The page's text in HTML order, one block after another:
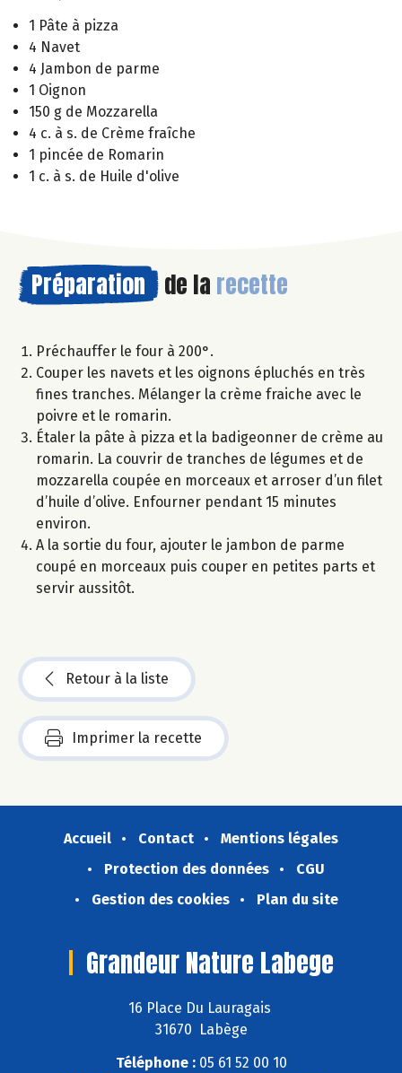
1 Pâte à pizza
4 Navet
4 Jambon de parme
1 Oignon
150 g de Mozzarella
4 c. à s. de Crème fraîche
1 pincée de Romarin
1 c. à s. de Huile d'olive
Préparation de la recette
Préchauffer le four à 200°.
Couper les navets et les oignons épluchés en très
fines tranches. Mélanger la crème fraiche avec le
poivre et le romarin.
Étaler la pâte à pizza et la badigeonner de crème au
romarin. La couvrir de tranches de légumes et de
mozzarella coupée en morceaux et arroser d’un filet
d’huile d’olive. Enfourner pendant 15 minutes
environ.
A la sortie du four, ajouter le jambon de parme
coupé en morceaux puis couper en petites parts et
servir aussitôt.
Retour à la liste
Imprimer la recette
Accueil Contact
Mentions légales
Protection des données
CGU
Gestion des cookies
Plan du site
Grandeur Nature Labege
16 Place Du Lauragais
31670 Labège
Téléphone :05 61 52 00 10